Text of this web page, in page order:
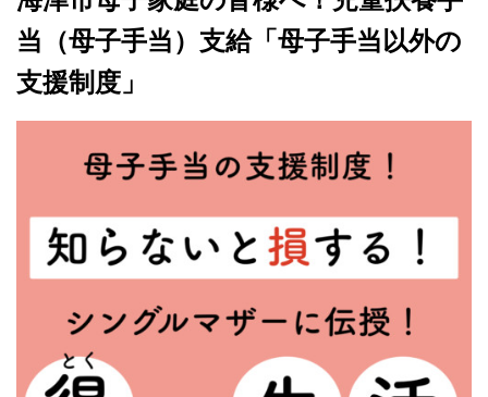
当（母子手当）支給「母子手当以外の
支援制度」